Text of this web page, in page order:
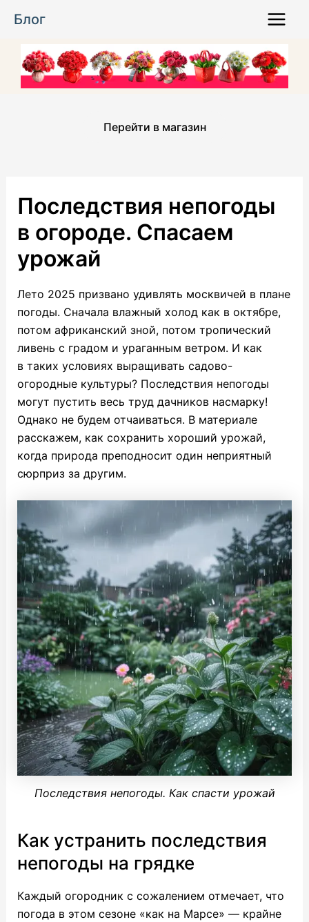
Блог
Menu
Перейти в магазин
Последствия непогоды
в огороде. Спасаем
урожай
Лето 2025 призвано удивлять москвичей в плане
погоды. Сначала влажный холод как в октябре,
потом африканский зной, потом тропический
ливень с градом и ураганным ветром. И как
в таких условиях выращивать садово-
огородные культуры? Последствия непогоды
могут пустить весь труд дачников насмарку!
Однако не будем отчаиваться. В материале
расскажем, как сохранить хороший урожай,
когда природа преподносит один неприятный
сюрприз за другим.
Последствия непогоды. Как спасти урожай
Как устранить последствия
непогоды на грядке
Каждый огородник с сожалением отмечает, что
погода в этом сезоне «как на Марсе» — крайне